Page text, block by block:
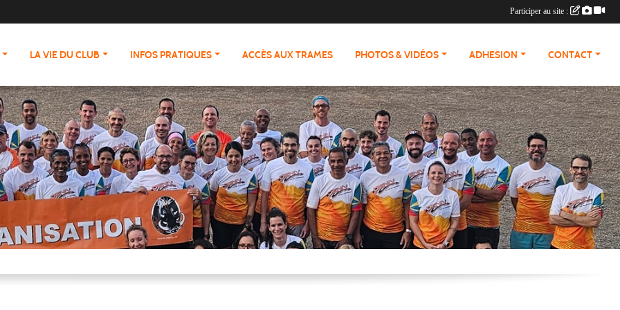
LA VIE DU CLUB INFOS PRATIQUES ACCÈS AUX TRAMES PHOTOS & VIDÉOS ADHESION CONTACT
Participer au site :